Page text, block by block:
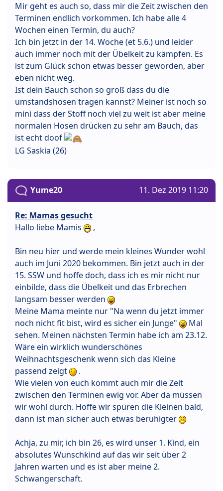
Mir geht es auch so, dass mir die Zeit zwischen den
Terminen endlich vorkommen. Ich habe alle 4
Wochen einen Termin, du auch?
Ich bin jetzt in der 14. Woche (et 5.6.) und leider
auch immer noch mit der Übelkeit zu kämpfen. Es
ist zum Glück schon etwas besser geworden, aber
eben nicht weg.
Ist dein Bauch schon so groß dass du die
umstandshosen tragen kannst? Meiner ist noch so
mini dass der Stoff noch viel zu weit ist aber meine
normalen Hosen drücken zu sehr am Bauch, das
ist echt doof
LG Saskia (26)
Yume20 11. Dez 2019 11:20
Re: Mamas gesucht
Hallo liebe Mamis
,
Bin neu hier und werde mein kleines Wunder wohl
auch im Juni 2020 bekommen. Bin jetzt auch in der
15. SSW und hoffe doch, dass ich es mir nicht nur
einbilde, dass die Übelkeit und das Erbrechen
langsam besser werden
Meine Mama meinte nur "Na wenn du jetzt immer
noch nicht fit bist, wird es sicher ein Junge"
Mal
sehen. Meinen nächsten Termin habe ich am 23.12.
Wäre ein wirklich wunderschönes
Weihnachtsgeschenk wenn sich das Kleine
passend zeigt
.
Wie vielen von euch kommt auch mir die Zeit
zwischen den Terminen ewig vor. Aber da müssen
wir wohl durch. Hoffe wir spüren die Kleinen bald,
dann ist man sicher auch etwas beruhigter
Achja, zu mir, ich bin 26, es wird unser 1. Kind, ein
absolutes Wunschkind auf das wir seit über 2
Jahren warten und es ist aber meine 2.
Schwangerschaft.